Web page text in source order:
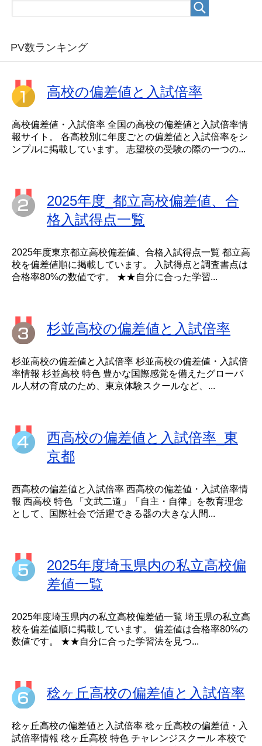
PV数ランキング
高校の偏差値と入試倍率
高校偏差値・入試倍率 全国の高校の偏差値と入試倍率情
報サイト。 各高校別に年度ごとの偏差値と入試倍率をシ
ンプルに掲載しています。 志望校の受験の際の一つの...
2025年度_都立高校偏差値、合
格入試得点一覧
2025年度東京都立高校偏差値、合格入試得点一覧 都立高
校を偏差値順に掲載しています。 入試得点と調査書点は
合格率80%の数値です。 ★★自分に合った学習...
杉並高校の偏差値と入試倍率
杉並高校の偏差値と入試倍率 杉並高校の偏差値・入試倍
率情報 杉並高校 特色 豊かな国際感覚を備えたグローバ
ル人材の育成のため、東京体験スクールなど、...
西高校の偏差値と入試倍率_東
京都
西高校の偏差値と入試倍率 西高校の偏差値・入試倍率情
報 西高校 特色 「文武二道」「自主・自律」を教育理念
として、国際社会で活躍できる器の大きな人間...
2025年度埼玉県内の私立高校偏
差値一覧
2025年度埼玉県内の私立高校偏差値一覧 埼玉県の私立高
校を偏差値順に掲載しています。 偏差値は合格率80%の
数値です。 ★★自分に合った学習法を見つ...
稔ヶ丘高校の偏差値と入試倍率
稔ヶ丘高校の偏差値と入試倍率 稔ヶ丘高校の偏差値・入
試倍率情報 稔ヶ丘高校 特色 チャレンジスクール 本校で